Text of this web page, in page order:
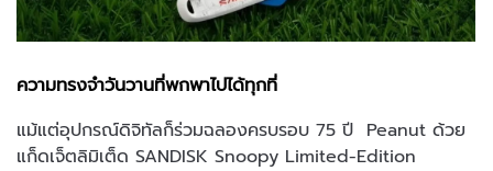
ความทรงจำวันวานที่พกพาไปได้ทุกที่
แม้แต่อุปกรณ์ดิจิทัลก็ร่วมฉลองครบรอบ 75 ปี Peanut ด้วย
แก็ดเจ็ตลิมิเต็ด SANDISK Snoopy Limited-Edition